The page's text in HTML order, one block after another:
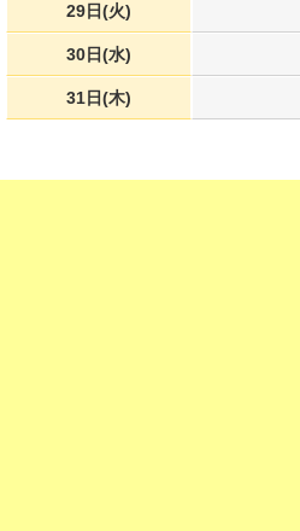
29日(火)
30日(水)
31日(木)